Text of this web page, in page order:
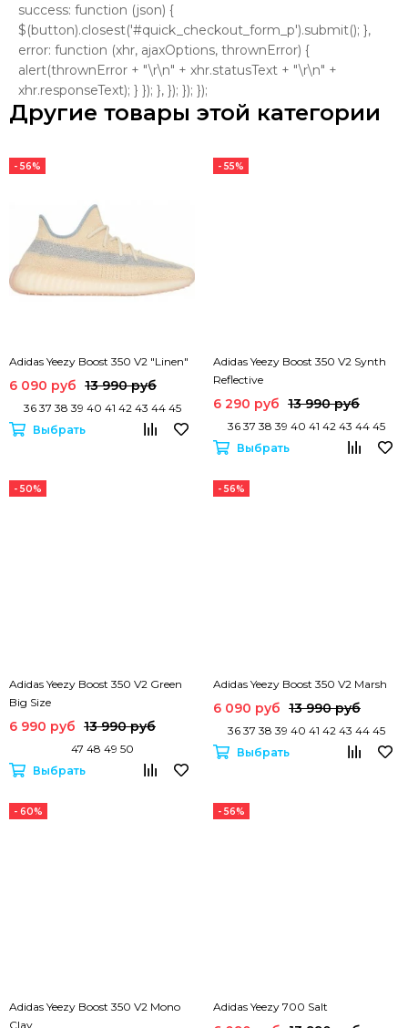
success: function (json) {
$(button).closest('#quick_checkout_form_p').submit(); },
error: function (xhr, ajaxOptions, thrownError) {
alert(thrownError + "\r\n" + xhr.statusText + "\r\n" +
xhr.responseText); } }); }, }); }); });
Другие товары этой категории
- 56%
Adidas Yeezy Boost 350 V2 "Linen"
6 090 руб 13 990 руб
36 37 38 39 40 41 42 43 44 45
Выбрать
- 55%
Adidas Yeezy Boost 350 V2 Synth
Reflective
6 290 руб 13 990 руб
36 37 38 39 40 41 42 43 44 45
Выбрать
- 50%
Adidas Yeezy Boost 350 V2 Green
Big Size
6 990 руб 13 990 руб
47 48 49 50
Выбрать
- 56%
Adidas Yeezy Boost 350 V2 Marsh
6 090 руб 13 990 руб
36 37 38 39 40 41 42 43 44 45
Выбрать
- 60%
Adidas Yeezy Boost 350 V2 Mono
Clay
- 56%
Adidas Yeezy 700 Salt